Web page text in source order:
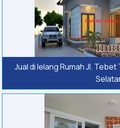
Jual di lelang Rumah Jl. Tebet